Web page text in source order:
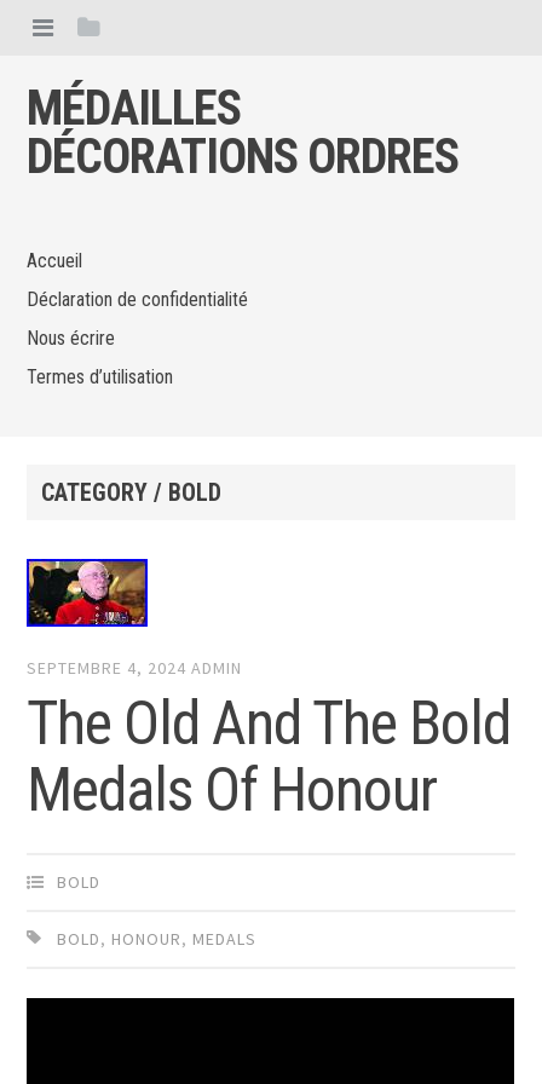
MÉDAILLES
DÉCORATIONS ORDRES
Accueil
Déclaration de confidentialité
Nous écrire
Termes d’utilisation
CATEGORY / BOLD
SEPTEMBRE 4, 2024 ADMIN
The Old And The Bold
Medals Of Honour
BOLD
BOLD, HONOUR, MEDALS